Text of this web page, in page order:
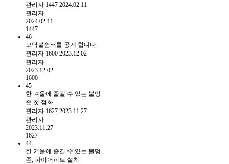
관리자 1447 2024.02.11
관리자
2024.02.11
1447
46
모닥불쉼터를 공개 합니다.
관리자 1600 2023.12.02
관리자
2023.12.02
1600
45
한 겨울에 즐길 수 있는 불멍
존 첫 점화
관리자 1627 2023.11.27
관리자
2023.11.27
1627
44
한 겨울에 즐길 수 있는 불멍
존, 파이어피트 설치